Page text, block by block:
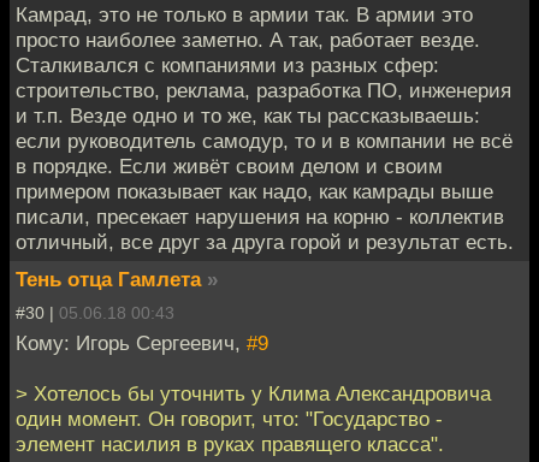
Камрад, это не только в армии так. В армии это
просто наиболее заметно. А так, работает везде.
Сталкивался с компаниями из разных сфер:
строительство, реклама, разработка ПО, инженерия
и т.п. Везде одно и то же, как ты рассказываешь:
если руководитель самодур, то и в компании не всё
в порядке. Если живёт своим делом и своим
примером показывает как надо, как камрады выше
писали, пресекает нарушения на корню - коллектив
отличный, все друг за друга горой и результат есть.
Тень отца Гамлета »
#30 | 05.06.18 00:43
Кому: Игорь Сергеевич, #9
> Хотелось бы уточнить у Клима Александровича
один момент. Он говорит, что: "Государство -
элемент насилия в руках правящего класса".